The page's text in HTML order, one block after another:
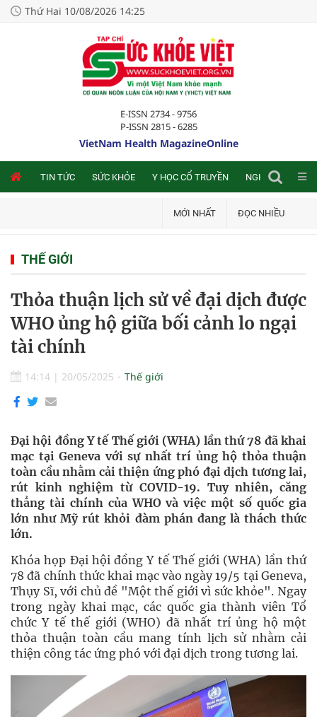
Thứ Hai 10/08/2026 14:25
E-ISSN 2734 - 9756
P-ISSN 2815 - 6285
VietNam Health MagazineOnline
TIN TỨC SỨC KHỎE Y HỌC CỔ TRUYỀN NGHIÊN CỨU
MỚI NHẤT ĐỌC NHIỀU
THẾ GIỚI
Thỏa thuận lịch sử về đại dịch được
WHO ủng hộ giữa bối cảnh lo ngại
tài chính
14:14 | 20/05/2025 Thế giới
Đại hội đồng Y tế Thế giới (WHA) lần thứ 78 đã khai
mạc tại Geneva với sự nhất trí ủng hộ thỏa thuận
toàn cầu nhằm cải thiện ứng phó đại dịch tương lai,
rút kinh nghiệm từ COVID-19. Tuy nhiên, căng
thẳng tài chính của WHO và việc một số quốc gia
lớn như Mỹ rút khỏi đàm phán đang là thách thức
lớn.
Khóa họp Đại hội đồng Y tế Thế giới (WHA) lần thứ
78 đã chính thức khai mạc vào ngày 19/5 tại Geneva,
Thụy Sĩ, với chủ đề "Một thế giới vì sức khỏe". Ngay
trong ngày khai mạc, các quốc gia thành viên Tổ
chức Y tế thế giới (WHO) đã nhất trí ủng hộ một
thỏa thuận toàn cầu mang tính lịch sử nhằm cải
thiện công tác ứng phó với đại dịch trong tương lai.